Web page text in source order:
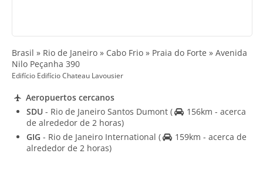
Brasil » Rio de Janeiro » Cabo Frio » Praia do Forte » Avenida
Nilo Peçanha 390
Edifício Edifício Chateau Lavousier
Aeropuertos cercanos
SDU - Rio de Janeiro Santos Dumont (
156km - acerca
de alrededor de 2 horas)
GIG - Rio de Janeiro International (
159km - acerca de
alrededor de 2 horas)